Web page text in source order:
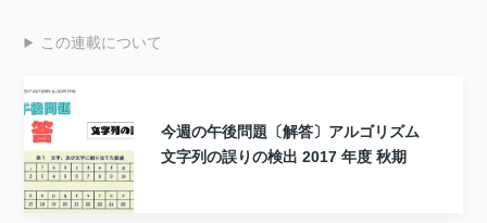
この連載について
今週の午後問題〔解答〕アルゴリズム
文字列の誤りの検出 2017 年度 秋期